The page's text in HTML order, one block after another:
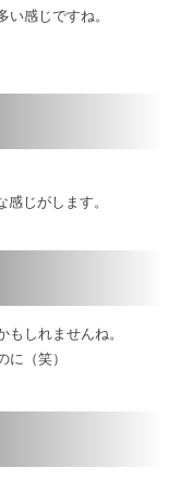
感じですね。
じがします。
しれませんね。
（笑）